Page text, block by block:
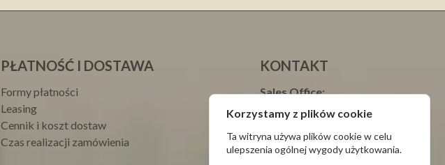
PŁATNOŚĆ I DOSTAWA
Formy płatności
Leasing
Cennik i koszt dostaw
Czas realizacji zamówienia
KONTAKT
Sales Office:
tel./fax: +48 34 328 51 48
tel.: +48 665 699 599 Natalia
Service:
Korzystamy z plików cookie
Ta witryna używa plików cookie w celu
ulepszenia ogólnej wygody użytkowania.